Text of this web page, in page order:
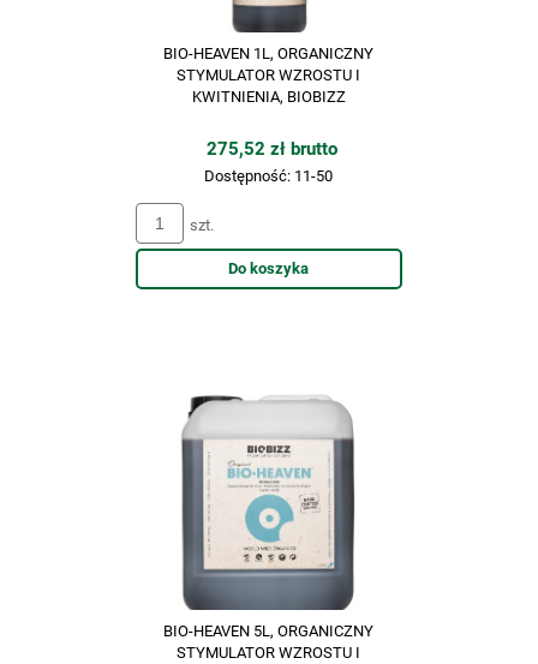
BIO-HEAVEN 1L, ORGANICZNY
STYMULATOR WZROSTU I
KWITNIENIA, BIOBIZZ
275,52 zł brutto
Dostępność: 11-50
szt.
Do koszyka
BIO-HEAVEN 5L, ORGANICZNY
STYMULATOR WZROSTU I